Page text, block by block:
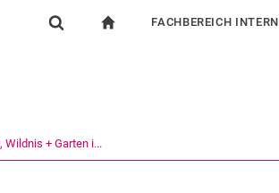
FACHBEREICH INTERN
Wildnis + Garten i...